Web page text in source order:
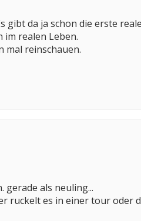
gibt da ja schon die erste
im realen Leben.
mal reinschauen.
gerade als neuling...
ruckelt es in einer tour oder